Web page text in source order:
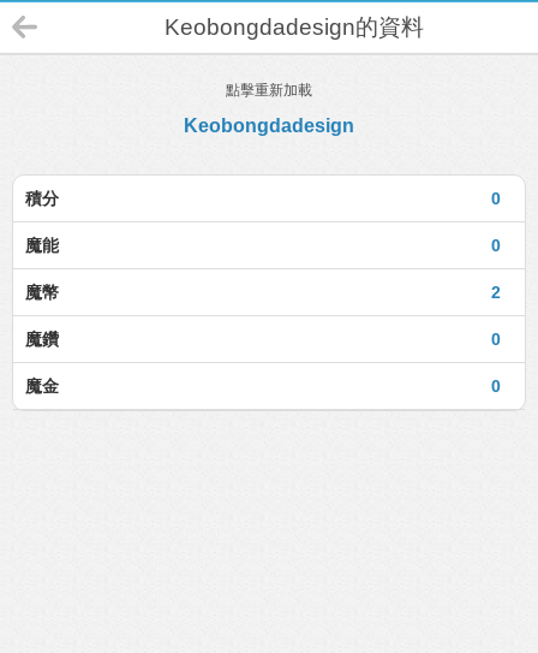
Keobongdadesign的資料
點擊重新加載
Keobongdadesign
0
積分
0
魔能
2
魔幣
0
魔鑽
0
魔金